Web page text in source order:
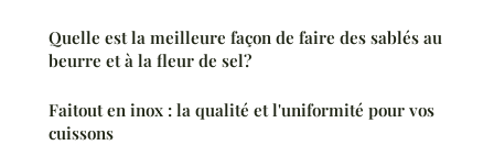
Quelle est la meilleure façon de faire des sablés au
beurre et à la fleur de sel?
Faitout en inox : la qualité et l'uniformité pour vos
cuissons